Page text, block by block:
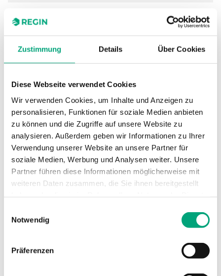
Zustimmung Details Über Cookies
Diese Webseite verwendet Cookies
Wir verwenden Cookies, um Inhalte und Anzeigen zu
personalisieren, Funktionen für soziale Medien anbieten
zu können und die Zugriffe auf unsere Website zu
analysieren. Außerdem geben wir Informationen zu Ihrer
Verwendung unserer Website an unsere Partner für
soziale Medien, Werbung und Analysen weiter. Unsere
Partner führen diese Informationen möglicherweise mit
weiteren Daten zusammen, die Sie ihnen bereitgestellt
Notwendig
Präferenzen
15 (8) A, 24…250 V AC
Temperaturbereich
Stufenfunktion 2
Rückstellfunktion Automatisch
Sollwertanpassung Extern
Abmessungen,
außen (B x H x T)
70x88x108 mm
Technische Daten für MTIR –